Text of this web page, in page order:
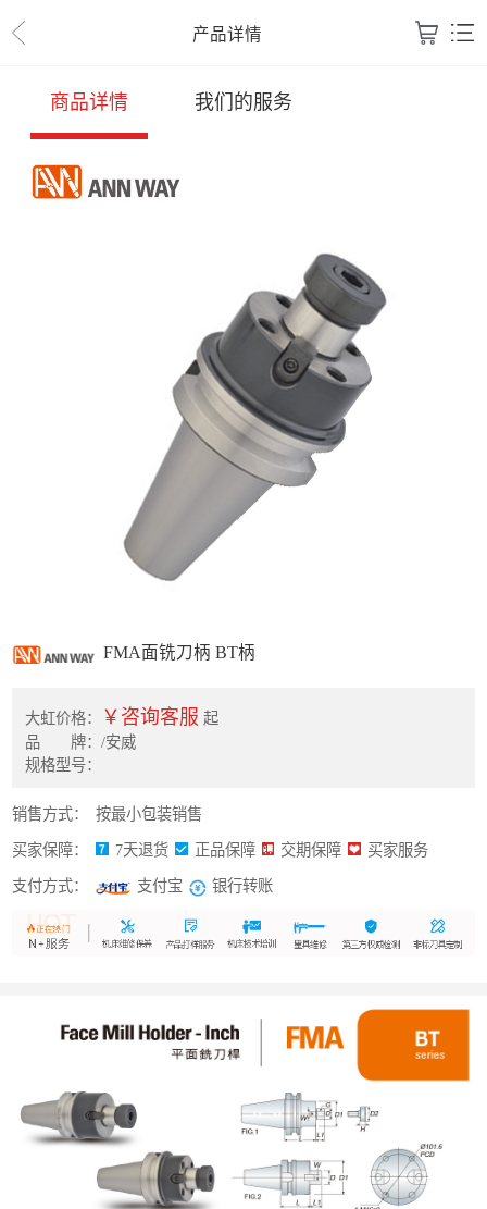
产品详情
商品详情 我们的服务
FMA面铣刀柄 BT柄
大虹价格： ￥咨询客服 起
品 牌：/安威
规格型号：
销售方式： 按最小包装销售
买家保障： 7天退货 正品保障 交期保障 买家服务
支付方式： 支付宝 银行转账